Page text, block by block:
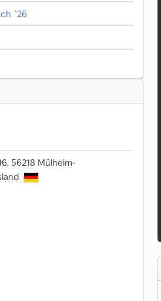
`26
56218 Mülheim-